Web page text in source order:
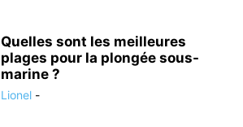
Quelles sont les meilleures
plages pour la plongée sous-
marine ?
Lionel -